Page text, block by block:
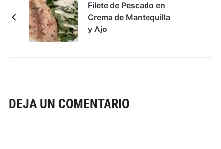
Filete de Pescado en
Crema de Mantequilla
y Ajo
DEJA UN COMENTARIO